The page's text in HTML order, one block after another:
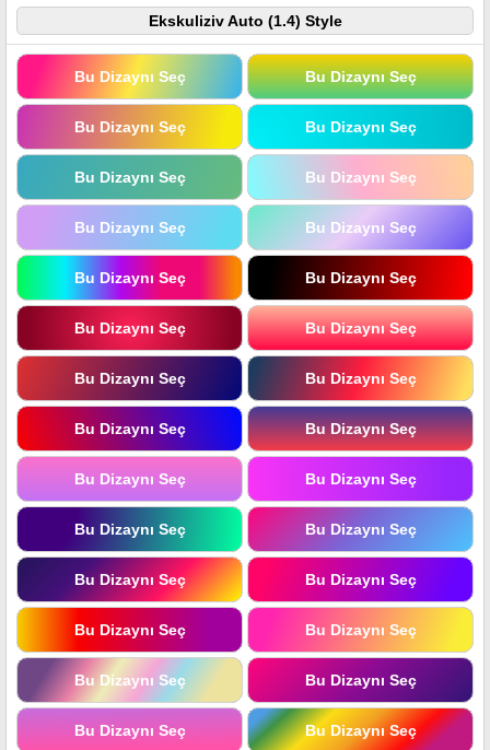
Ekskuliziv Auto (1.4) Style
Bu Dizaynı Seç Bu Dizaynı Seç
Bu Dizaynı Seç Bu Dizaynı Seç
Bu Dizaynı Seç Bu Dizaynı Seç
Bu Dizaynı Seç Bu Dizaynı Seç
Bu Dizaynı Seç Bu Dizaynı Seç
Bu Dizaynı Seç Bu Dizaynı Seç
Bu Dizaynı Seç Bu Dizaynı Seç
Bu Dizaynı Seç Bu Dizaynı Seç
Bu Dizaynı Seç Bu Dizaynı Seç
Bu Dizaynı Seç Bu Dizaynı Seç
Bu Dizaynı Seç Bu Dizaynı Seç
Bu Dizaynı Seç Bu Dizaynı Seç
Bu Dizaynı Seç Bu Dizaynı Seç
Bu Dizaynı Seç Bu Dizaynı Seç